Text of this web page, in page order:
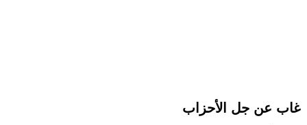
غاب عن جل الأحزاب